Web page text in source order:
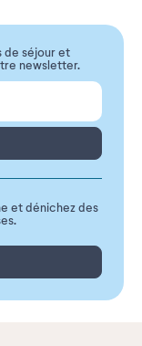
de séjour et
newsletter.
et dénichez des